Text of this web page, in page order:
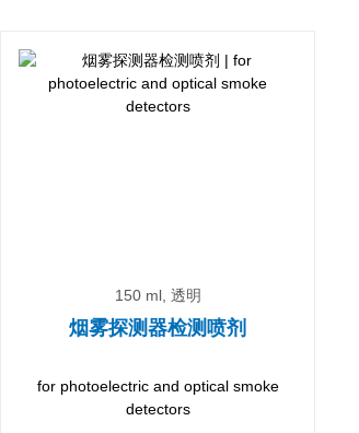
150 ml, 透明
烟雾探测器检测喷剂
for photoelectric and optical smoke
detectors